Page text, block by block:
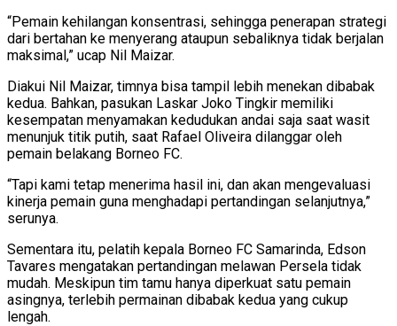
“Pemain kehilangan konsentrasi, sehingga penerapan strategi
dari bertahan ke menyerang ataupun sebaliknya tidak berjalan
maksimal,” ucap Nil Maizar.
Diakui Nil Maizar, timnya bisa tampil lebih menekan dibabak
kedua. Bahkan, pasukan Laskar Joko Tingkir memiliki
kesempatan menyamakan kedudukan andai saja saat wasit
menunjuk titik putih, saat Rafael Oliveira dilanggar oleh
pemain belakang Borneo FC.
“Tapi kami tetap menerima hasil ini, dan akan mengevaluasi
kinerja pemain guna menghadapi pertandingan selanjutnya,”
serunya.
Sementara itu, pelatih kepala Borneo FC Samarinda, Edson
Tavares mengatakan pertandingan melawan Persela tidak
mudah. Meskipun tim tamu hanya diperkuat satu pemain
asingnya, terlebih permainan dibabak kedua yang cukup
lengah.